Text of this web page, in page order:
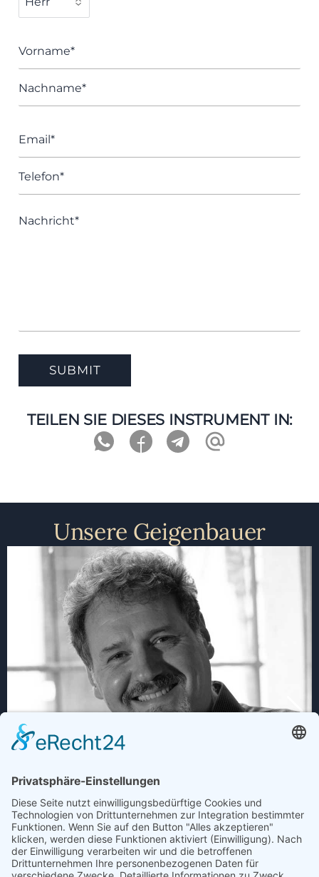
Vorname*
Nachname*
Email*
Telefon*
Nachricht*
TEILEN SIE DIESES INSTRUMENT IN:
Unsere Geigenbauer